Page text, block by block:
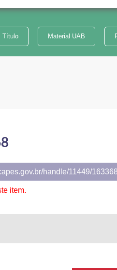
Título Material UAB
handle/11449/163368
item.